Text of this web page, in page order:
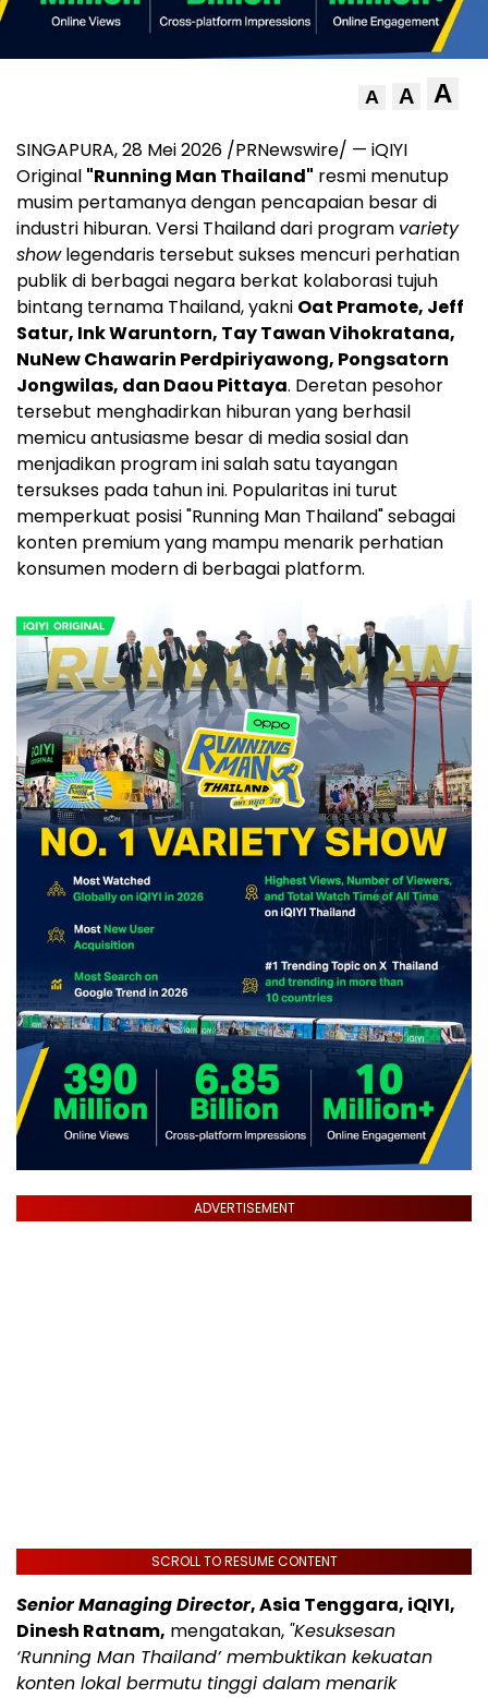
A A A
SINGAPURA, 28 Mei 2026 /PRNewswire/ — iQIYI
Original "Running Man Thailand" resmi menutup
musim pertamanya dengan pencapaian besar di
industri hiburan. Versi Thailand dari program variety
showlegendaris tersebut sukses mencuri perhatian
publik di berbagai negara berkat kolaborasi tujuh
bintang ternama Thailand, yakni Oat Pramote, Jeff
Satur, Ink Waruntorn, Tay Tawan Vihokratana,
NuNew Chawarin Perdpiriyawong, Pongsatorn
Jongwilas, dan Daou Pittaya. Deretan pesohor
tersebut menghadirkan hiburan yang berhasil
memicu antusiasme besar di media sosial dan
menjadikan program ini salah satu tayangan
tersukses pada tahun ini. Popularitas ini turut
memperkuat posisi "Running Man Thailand" sebagai
konten premium yang mampu menarik perhatian
konsumen modern di berbagai platform.
ADVERTISEMENT
SCROLL TO RESUME CONTENT
Senior Managing Director, Asia Tenggara, iQIYI,
Dinesh Ratnam, mengatakan, "Kesuksesan
‘Running Man Thailand’ membuktikan kekuatan
konten lokal bermutu tinggi dalam menarik